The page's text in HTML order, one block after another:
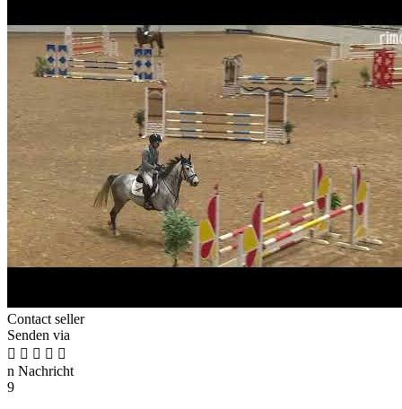
Contact seller
Senden via
    
n Nachricht
9